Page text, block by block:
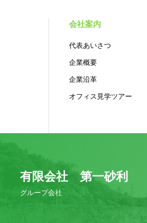
会社案内
代表あいさつ
企業概要
企業沿革
オフィス見学ツアー
有限会社 第一砂利
グループ会社